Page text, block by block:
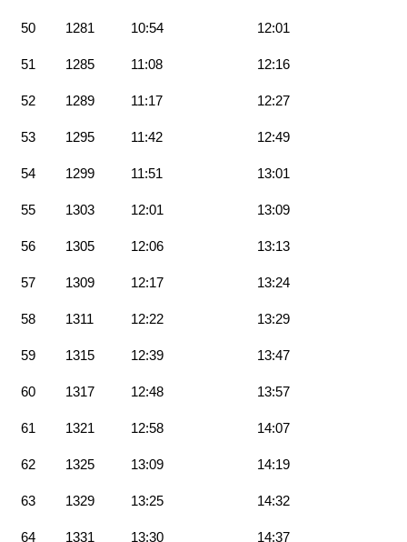
50 1281 10:54 12:01
51 1285 11:08 12:16
52 1289 11:17 12:27
53 1295 11:42 12:49
54 1299 11:51 13:01
55 1303 12:01 13:09
56 1305 12:06 13:13
57 1309 12:17 13:24
58 1311 12:22 13:29
59 1315 12:39 13:47
60 1317 12:48 13:57
61 1321 12:58 14:07
62 1325 13:09 14:19
63 1329 13:25 14:32
64 1331 13:30 14:37